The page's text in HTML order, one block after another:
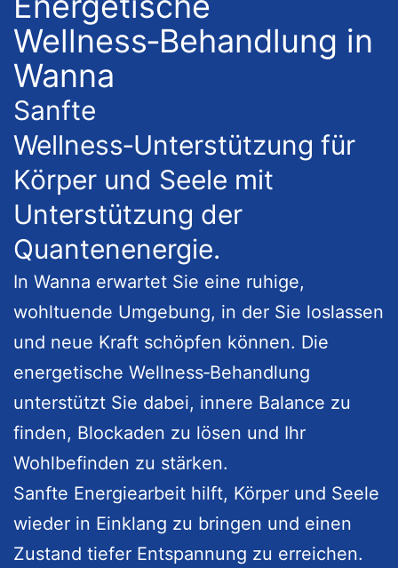
Wellness‑Behandlung in
Wanna
Sanfte
Wellness‑Unterstützung für
Körper und Seele mit
Unterstützung der
Quantenenergie.
In Wanna erwartet Sie eine ruhige,
wohltuende Umgebung, in der Sie loslassen
und neue Kraft schöpfen können. Die
energetische Wellness‑Behandlung
unterstützt Sie dabei, innere Balance zu
finden, Blockaden zu lösen und Ihr
Wohlbefinden zu stärken.
Sanfte Energiearbeit hilft, Körper und Seele
wieder in Einklang zu bringen und einen
Zustand tiefer Entspannung zu erreichen.